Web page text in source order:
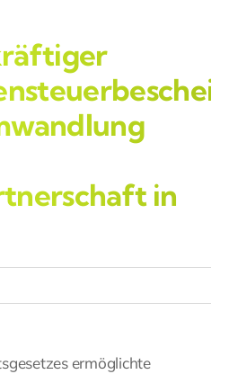
in
ermöglichte